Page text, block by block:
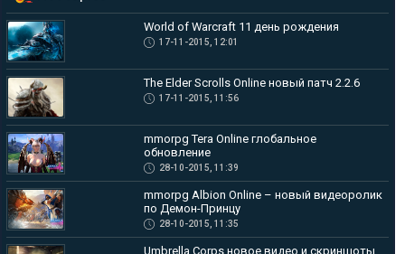
ЗБТ в mmorpg...
World of Warcraft 11 день рождения
17-11-2015, 12:01
The Elder Scrolls Online новый патч 2.2.6
17-11-2015, 11:56
mmorpg Tera Online глобальное
обновление
28-10-2015, 11:39
mmorpg Albion Online – новый видеоролик
по Демон-Принцу
28-10-2015, 11:35
Umbrella Corps новое видео и скриншоты